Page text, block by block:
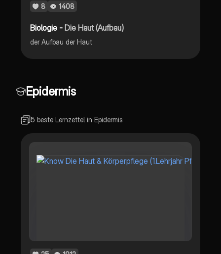
8 1408
Biologie -Die Haut (Aufbau)
der Aufbau der Haut
Epidermis
5 beste Lernzettel in Epidermis